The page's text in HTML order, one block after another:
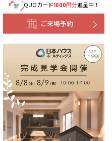
QUOカード1000円分進呈中！
ご来場予約